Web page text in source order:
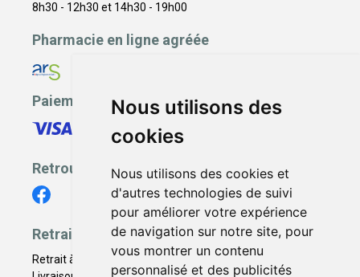
Nous utilisons des
cookies
Nous utilisons des cookies et
d'autres technologies de suivi
pour améliorer votre expérience
de navigation sur notre site, pour
vous montrer un contenu
personnalisé et des publicités
8h30 - 12h30 et 14h30 - 19h00
Pharmacie en ligne agréée
Paiement sécurisé
Retrouvez-nous
Retrait - Livraison
Retrait à la pharmacie - Click & Collect